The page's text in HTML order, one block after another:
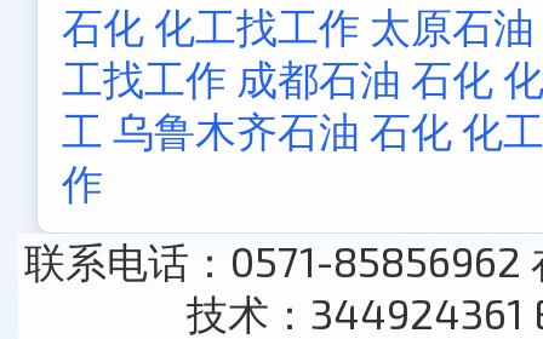
石化 化工找工作 太原石
工找工作 成都石油 石化
工 乌鲁木齐石油 石化 化
作
联系电话：0571-85856962
技术：344924361